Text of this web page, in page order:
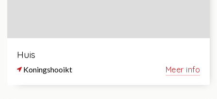
Huis
Koningshooikt Meer info